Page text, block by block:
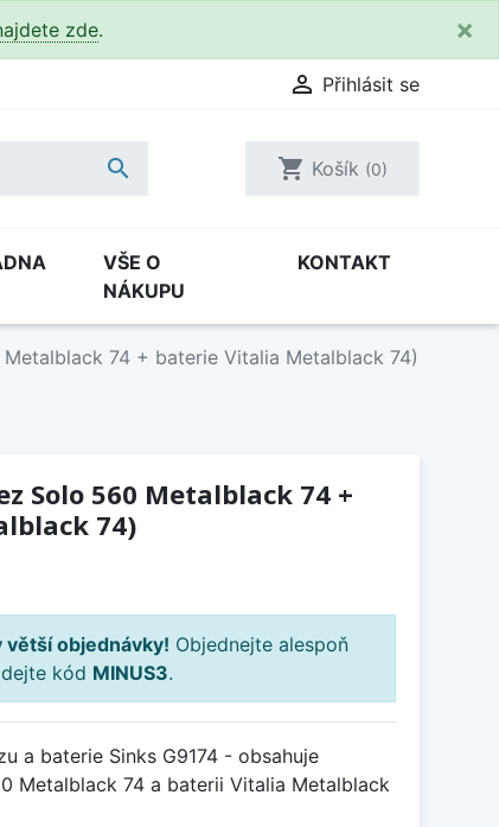
zde. ×
 Přihlásit se
 shopping_cart Košík (0)
VŠE O
NÁKUPU
KONTAKT
74 + baterie Vitalia Metalblack 74)
Solo 560 Metalblack 74 +
74)
větší objednávky! Objednejte alespoň
kód MINUS3.
a baterie Sinks G9174 - obsahuje
Metalblack 74 a baterii Vitalia Metalblack